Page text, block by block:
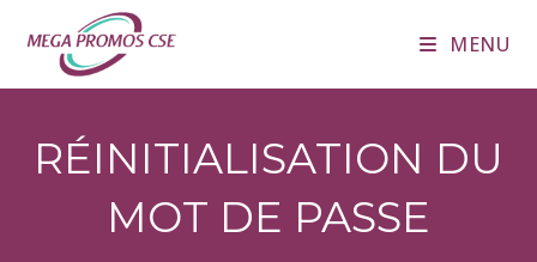
MENU
RÉINITIALISATION DU
MOT DE PASSE